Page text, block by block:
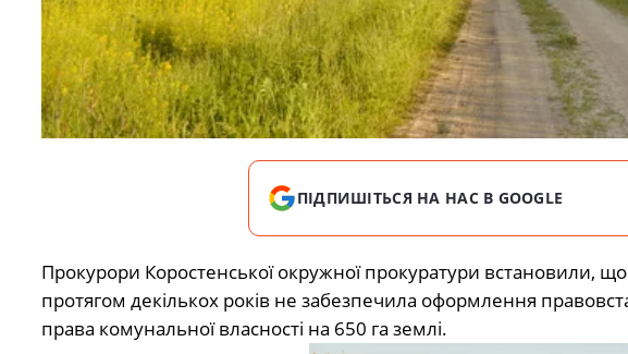
ПІДПИШІТЬСЯ НА НАС В GOOGLE
Прокурори Коростенської окружної прокуратури встановили,
протягом декількох років не забезпечила оформлення
права комунальної власності на 650 га землі.